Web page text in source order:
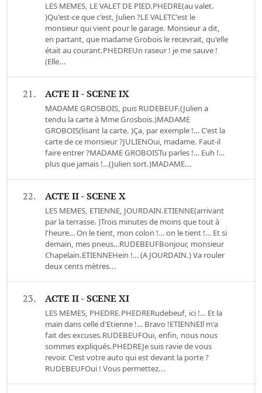
LES MEMES, LE VALET DE PIED.PHEDRE(au valet.
)Qu'est-ce que c'est, Julien ?LE VALETC'est le
monsieur qui vient pour le garage. Monsieur a dit,
en partant, que madame Grobois le recevrait, qu'elle
était au courant.PHEDREUn raseur ! je me sauve !
(Elle...
21. ACTE II - SCENE IX
MADAME GROSBOIS, puis RUDEBEUF.(Julien a
tendu la carte à Mme Grosbois.)MADAME
GROBOIS(lisant la carte. )Ça, par exemple !… C'est la
carte de ce monsieur ?JULIENOui, madame. Faut-il
faire entrer ?MADAME GROBOISTu parles !… Euh !…
plus que jamais !…(Julien sort.)MADAME...
22. ACTE II - SCENE X
LES MEMES, ETIENNE, JOURDAIN.ETIENNE(arrivant
par la terrasse. )Trois minutes de moins que tout à
l'heure… On le tient, mon colon !… on le tient !… Et si
demain, mes pneus…RUDEBEUFBonjour, monsieur
Chapelain.ETIENNEHein !… (A JOURDAIN.) Va rouler
deux cents mètres...
23. ACTE II - SCENE XI
LES MEMES, PHEDRE.PHEDRERudebeuf, ici !… Et la
main dans celle d'Etienne !… Bravo !ETIENNEIl m'a
fait des excuses.RUDEBEUFOui, enfin, nous nous
sommes expliqués.PHEDREJe suis ravie de vous
revoir. C'est votre auto qui est devant la porte ?
RUDEBEUFOui ! Vous permettez...